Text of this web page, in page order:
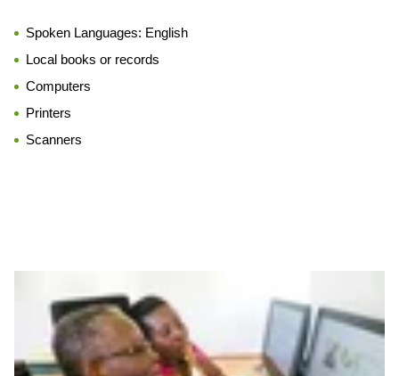
Spoken Languages: English
Local books or records
Computers
Printers
Scanners